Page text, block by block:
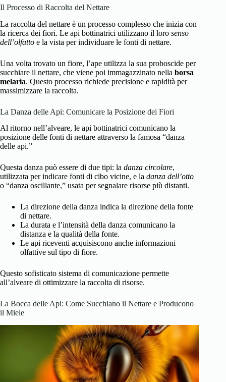
Il Processo di Raccolta del Nettare
La raccolta del nettare è un processo complesso che inizia con
la ricerca dei fiori. Le api bottinatrici utilizzano il loro senso
dell’olfatto e la vista per individuare le fonti di nettare.
Una volta trovato un fiore, l’ape utilizza la sua proboscide per
succhiare il nettare, che viene poi immagazzinato nella borsa
melaria. Questo processo richiede precisione e rapidità per
massimizzare la raccolta.
La Danza delle Api: Comunicare la Posizione dei Fiori
Al ritorno nell’alveare, le api bottinatrici comunicano la
posizione delle fonti di nettare attraverso la famosa “danza
delle api.”
Questa danza può essere di due tipi: la danza circolare,
utilizzata per indicare fonti di cibo vicine, e la danza dell’otto
o “danza oscillante,” usata per segnalare risorse più distanti.
La direzione della danza indica la direzione della fonte
di nettare.
La durata e l’intensità della danza comunicano la
distanza e la qualità della fonte.
Le api riceventi acquisiscono anche informazioni
olfattive sul tipo di fiore.
Questo sofisticato sistema di comunicazione permette
all’alveare di ottimizzare la raccolta di risorse.
La Bocca delle Api: Come Succhiano il Nettare e Producono
il Miele